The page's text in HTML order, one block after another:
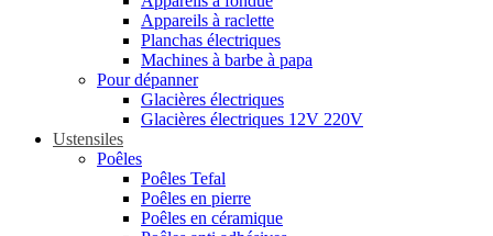
Appareils à raclette
Planchas électriques
Machines à barbe à papa
Pour dépanner
Glacières électriques
Glacières électriques 12V 220V
Ustensiles
Poêles
Poêles Tefal
Poêles en pierre
Poêles en céramique